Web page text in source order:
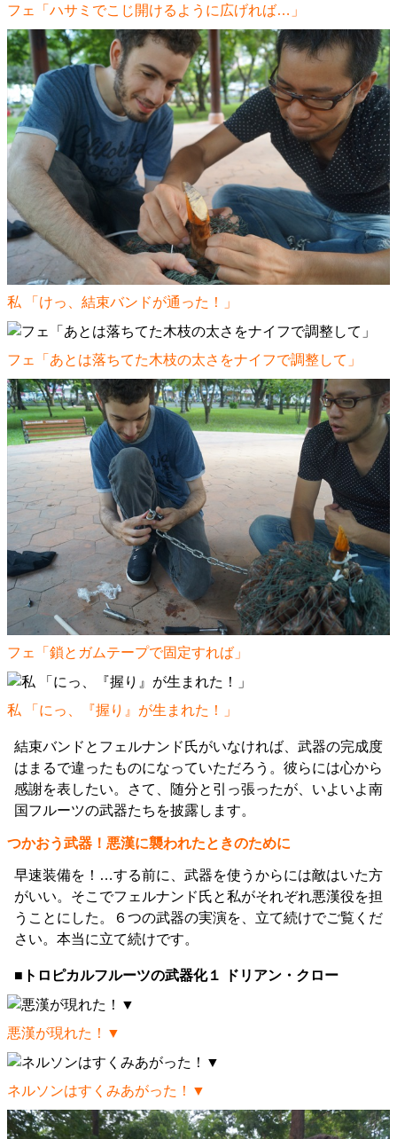
フェ「ハサミでこじ開けるように広げれば…」
私 「けっ、結束バンドが通った！」
フェ「あとは落ちてた木枝の太さをナイフで調整して」
フェ「鎖とガムテープで固定すれば」
私 「にっ、『握り』が生まれた！」
結束バンドとフェルナンド氏がいなければ、武器の完成度
はまるで違ったものになっていただろう。彼らには心から
感謝を表したい。さて、随分と引っ張ったが、いよいよ南
国フルーツの武器たちを披露します。
つかおう武器！悪漢に襲われたときのために
早速装備を！…する前に、武器を使うからには敵はいた方
がいい。そこでフェルナンド氏と私がそれぞれ悪漢役を担
うことにした。６つの武器の実演を、立て続けでご覧くだ
さい。本当に立て続けです。
■トロピカルフルーツの武器化１ ドリアン・クロー
悪漢が現れた！▼
ネルソンはすくみあがった！▼